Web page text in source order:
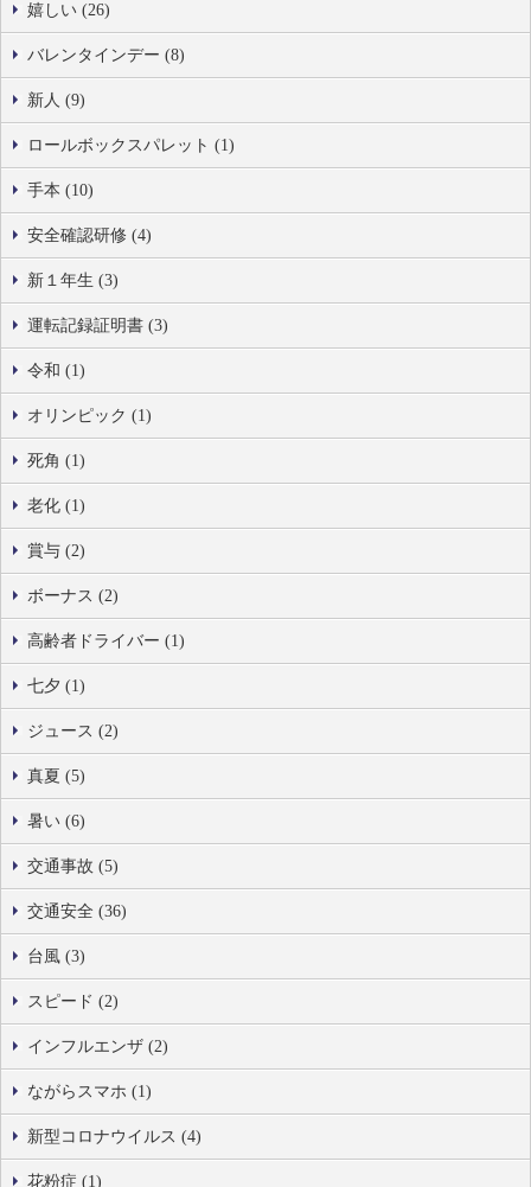
嬉しい (26)
バレンタインデー (8)
新人 (9)
ロールボックスパレット (1)
手本 (10)
安全確認研修 (4)
新１年生 (3)
運転記録証明書 (3)
令和 (1)
オリンピック (1)
死角 (1)
老化 (1)
賞与 (2)
ボーナス (2)
高齢者ドライバー (1)
七夕 (1)
ジュース (2)
真夏 (5)
暑い (6)
交通事故 (5)
交通安全 (36)
台風 (3)
スピード (2)
インフルエンザ (2)
ながらスマホ (1)
新型コロナウイルス (4)
花粉症 (1)